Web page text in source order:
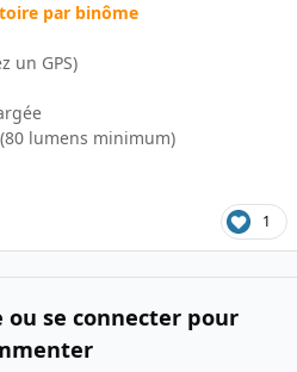
par binôme
un GPS)
lumens minimum)
1
ou se connecter pour